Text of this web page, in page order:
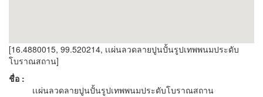
[16.4880015, 99.520214, เเผ่นลวดลายปูนปั้นรูปเทพพนมประดับ
โบราณสถาน]
ชื่อ :
เเผ่นลวดลายปูนปั้นรูปเทพพนมประดับโบราณสถาน